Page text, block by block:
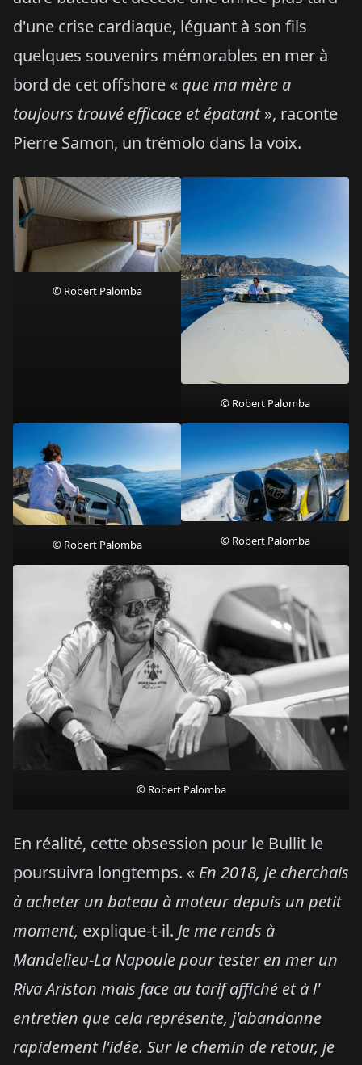
d'une crise cardiaque, léguant à son fils
quelques souvenirs mémorables en mer à
bord de cet offshore « que ma mère a
toujours trouvé efficace et épatant», raconte
Pierre Samon, un trémolo dans la voix.
© Robert Palomba
© Robert Palomba
© Robert Palomba © Robert Palomba
© Robert Palomba
En réalité, cette obsession pour le Bullit le
poursuivra longtemps. « En 2018, je cherchais
à acheter un bateau à moteur depuis un petit
moment, explique-t-il. Je me rends à
Mandelieu-La Napoule pour tester en mer un
Riva Ariston mais face au tarif affiché et à l'
entretien que cela représente, j'abandonne
rapidement l'idée. Sur le chemin de retour, je